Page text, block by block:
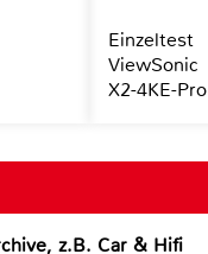
z.B. Car & Hifi
Einzeltest
ViewSonic
X2-4KE-Pro